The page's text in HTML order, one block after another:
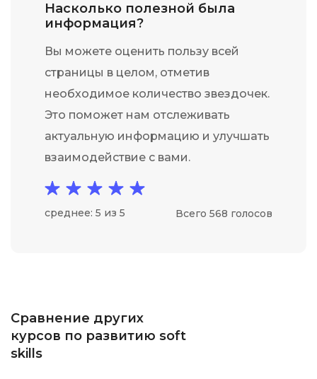
Насколько полезной была
информация?
Вы можете оценить пользу всей
страницы в целом, отметив
необходимое количество звездочек.
Это поможет нам отслеживать
актуальную информацию и улучшать
взаимодействие с вами.
среднее: 5 из 5 Всего 568 голосов
Сравнение других
курсов по развитию soft
skills